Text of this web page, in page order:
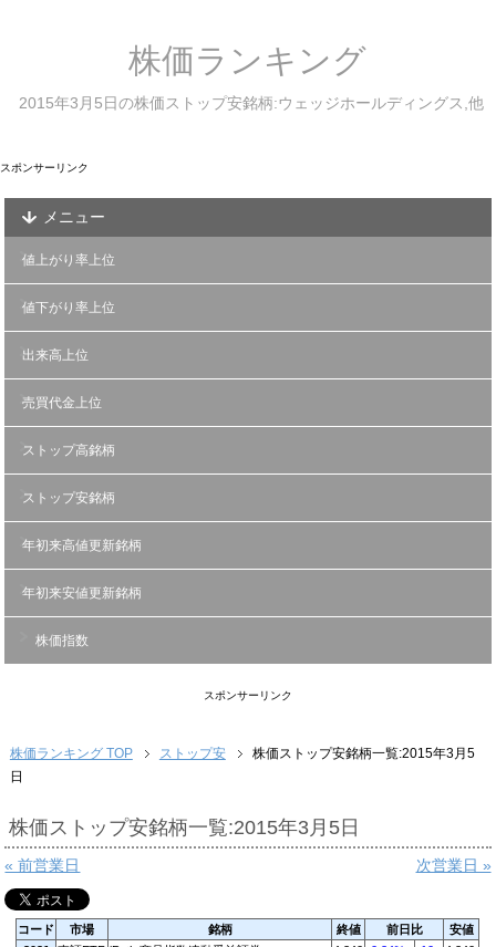
株価ランキング
2015年3月5日の株価ストップ安銘柄:ウェッジホールディングス,他
スポンサーリンク
メニュー
値上がり率上位
値下がり率上位
出来高上位
売買代金上位
ストップ高銘柄
ストップ安銘柄
年初来高値更新銘柄
年初来安値更新銘柄
株価指数
スポンサーリンク
株価ランキング TOP ストップ安
株価ストップ安銘柄一覧:2015年3月5
日
株価ストップ安銘柄一覧:2015年3月5日
« 前営業日 次営業日 »
コード 市場 銘柄 終値 前日比
安値